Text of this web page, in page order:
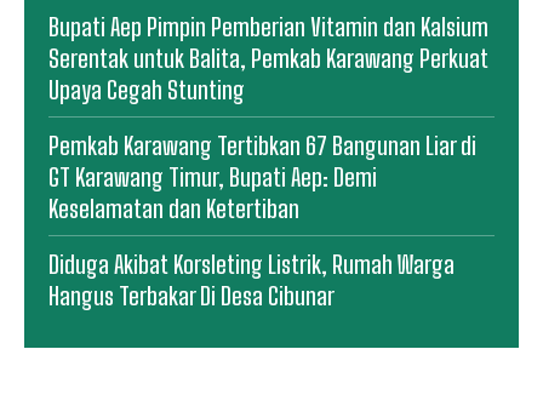
Bupati Aep Pimpin Pemberian Vitamin dan Kalsium
Serentak untuk Balita, Pemkab Karawang Perkuat
Upaya Cegah Stunting
Pemkab Karawang Tertibkan 67 Bangunan Liar di
GT Karawang Timur, Bupati Aep: Demi
Keselamatan dan Ketertiban
Diduga Akibat Korsleting Listrik, Rumah Warga
Hangus Terbakar Di Desa Cibunar